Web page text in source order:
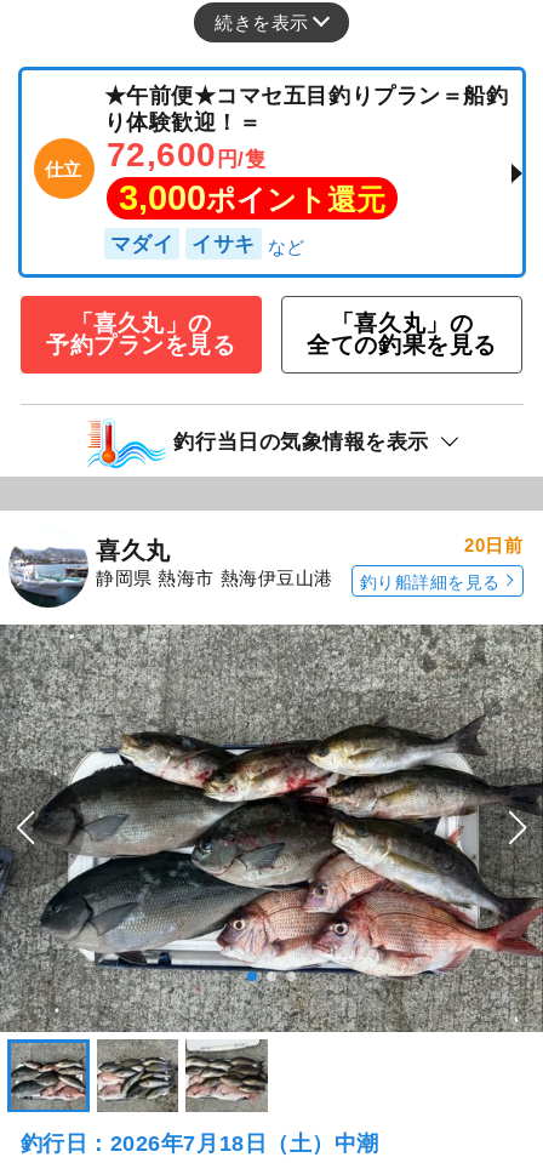
続きを表示
仕立
★午前便★コマセ五目釣りプラン＝船釣
り体験歓迎！＝
72,600 円/隻
3,000ポイント還元
マダイ イサキ
「喜久丸」の
予約プランを見る
「喜久丸」の
全ての釣果を見る
釣行当日の気象情報を表示
喜久丸
静岡県 熱海市 熱海伊豆山港
20日前
釣り船詳細を見る
釣行日：2026年7月18日（土）中潮